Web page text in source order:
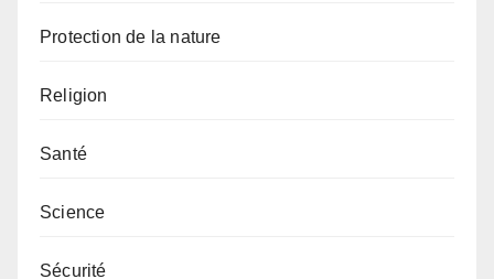
Protection de la nature
Religion
Santé
Science
Sécurité